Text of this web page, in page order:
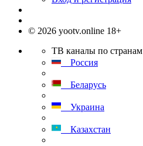
© 2026 yootv.online 18+
ТВ каналы по странам
Россия
Беларусь
Украина
Казахстан